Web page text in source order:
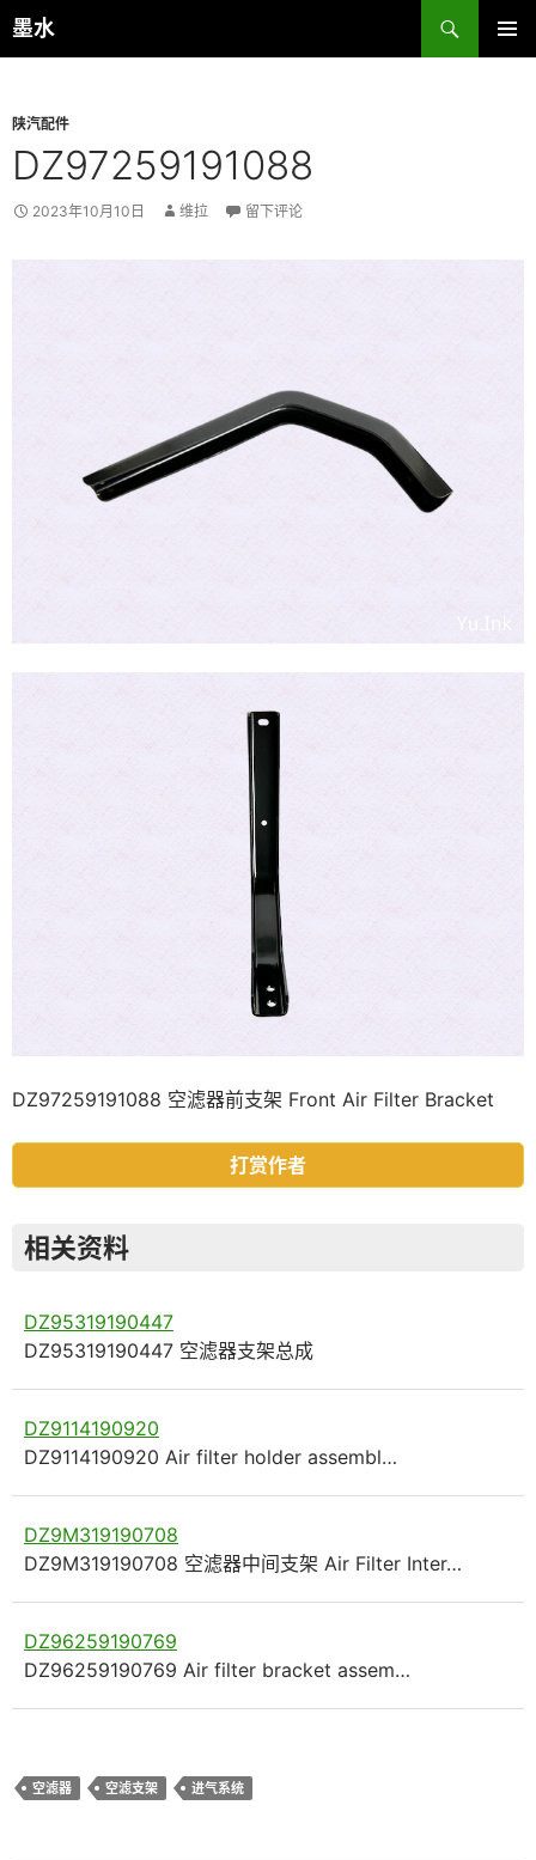
跳
至
墨水
搜
索
陕汽配件
DZ97259191088
2023年10月10日 维拉 留下评论
DZ97259191088 空滤器前支架 Front Air Filter Bracket
打赏作者
相关资料
DZ95319190447
DZ95319190447 空滤器支架总成
DZ9114190920
DZ9114190920 Air filter holder assembl…
DZ9M319190708
DZ9M319190708 空滤器中间支架 Air Filter Inter…
DZ96259190769
DZ96259190769 Air filter bracket assem…
空滤器 空滤支架 进气系统